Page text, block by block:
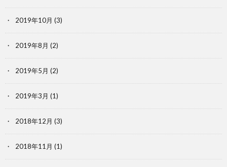
2019年10月 (3)
2019年8月 (2)
2019年5月 (2)
2019年3月 (1)
2018年12月 (3)
2018年11月 (1)